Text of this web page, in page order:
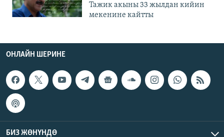
Тажик акыны 33 жылдан кийин
мекенине кайтты
ОНЛАЙН ШЕРИНЕ
БИЗ ЖӨНҮНДӨ